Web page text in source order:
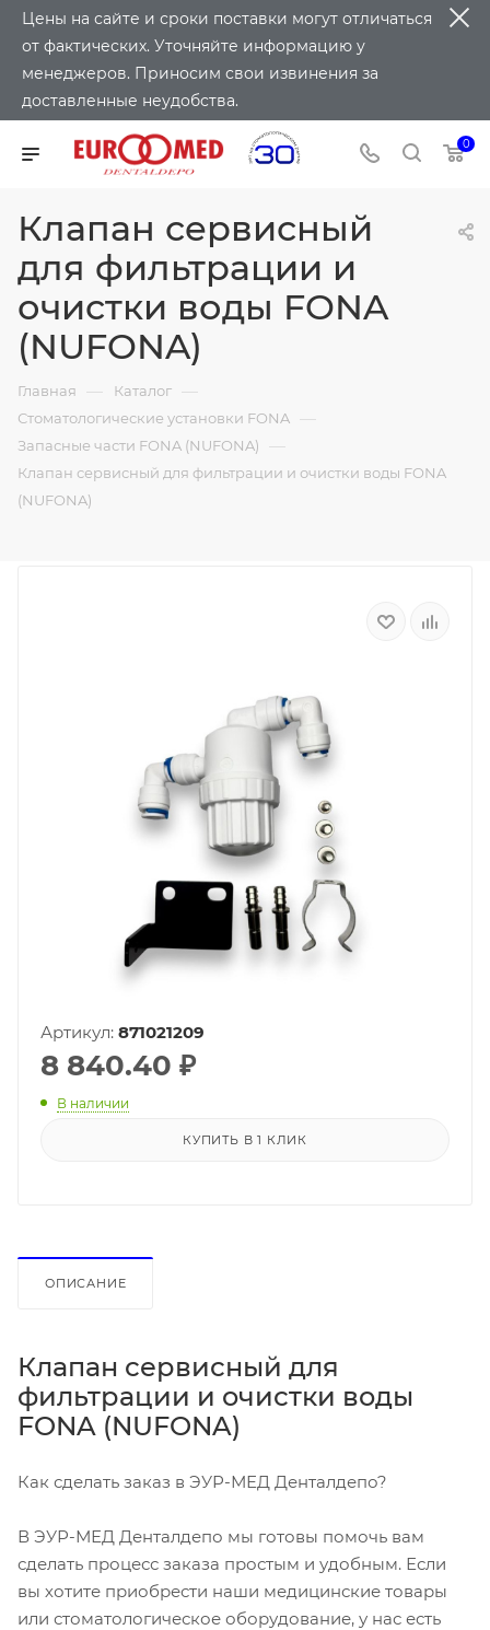
Цены на сайте и сроки поставки могут отличаться
от фактических. Уточняйте информацию у
менеджеров. Приносим свои извинения за
доставленные неудобства.
0
Клапан сервисный
для фильтрации и
очистки воды FONA
(NUFONA)
Главная — Каталог —
Стоматологические установки FONA —
Запасные части FONA (NUFONA) —
Клапан сервисный для фильтрации и очистки воды FONA
(NUFONA)
Артикул: 871021209
8 840.40 ₽
В наличии
КУПИТЬ В 1 КЛИК
ОПИСАНИЕ
Клапан сервисный для
фильтрации и очистки воды
FONA (NUFONA)
Как сделать заказ в ЭУР-МЕД Денталдепо?
В ЭУР-МЕД Денталдепо мы готовы помочь вам
сделать процесс заказа простым и удобным. Если
вы хотите приобрести наши медицинские товары
или стоматологическое оборудование, у нас есть